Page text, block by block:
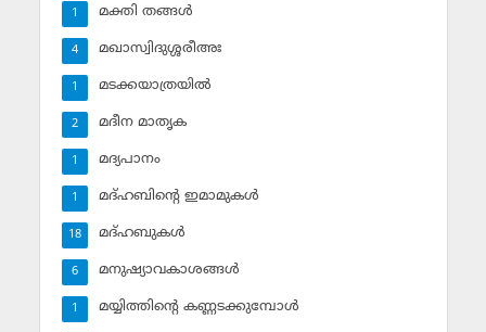
മക്തി തങ്ങള്‍
1
മഖാസ്വിദുശ്ശരീഅഃ
4
മടക്കയാത്രയില്‍
1
മദീന മാതൃക
2
മദ്യപാനം
1
മദ്ഹബിന്റെ ഇമാമുകള്‍
1
മദ്ഹബുകള്‍
18
മനുഷ്യാവകാശങ്ങള്‍
6
മയ്യിത്തിന്റെ കണ്ണടക്കുമ്പോള്‍
1